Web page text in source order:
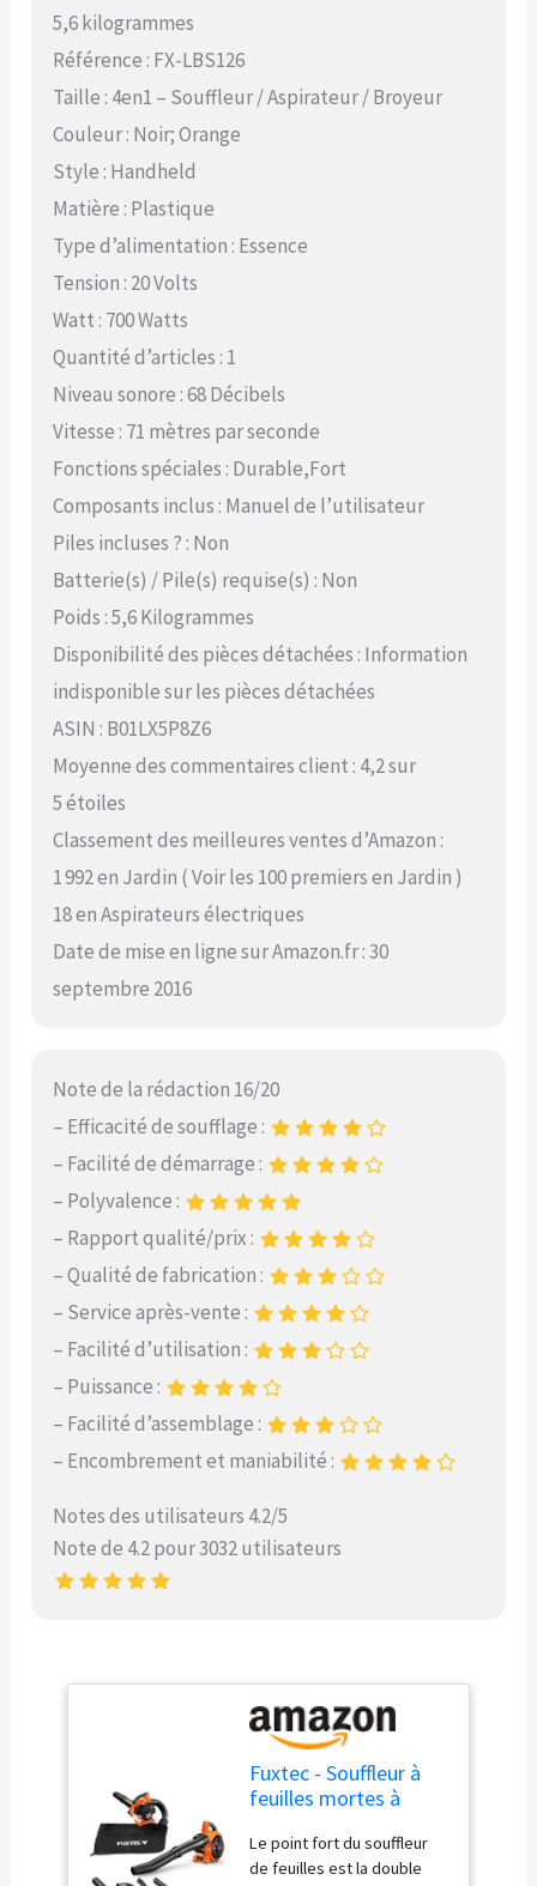
5,6 kilogrammes
Référence : FX-LBS126
Taille : 4en1 – Souffleur / Aspirateur / Broyeur
Couleur : Noir; Orange
Style : Handheld
Matière : Plastique
Type d’alimentation : Essence
Tension : 20 Volts
Watt : 700 Watts
Quantité d’articles : 1
Niveau sonore : 68 Décibels
Vitesse : 71 mètres par seconde
Fonctions spéciales : Durable,Fort
Composants inclus : Manuel de l’utilisateur
Piles incluses ? : Non
Batterie(s) / Pile(s) requise(s) : Non
Poids : 5,6 Kilogrammes
Disponibilité des pièces détachées : Information
indisponible sur les pièces détachées
ASIN : B01LX5P8Z6
Moyenne des commentaires client : 4,2 sur
5 étoiles
Classement des meilleures ventes d’Amazon :
1 992 en Jardin ( Voir les 100 premiers en Jardin )
18 en Aspirateurs électriques
Date de mise en ligne sur Amazon.fr : 30
septembre 2016
Note de la rédaction 16/20
– Efficacité de soufflage :
– Facilité de démarrage :
– Polyvalence :
– Rapport qualité/prix :
– Qualité de fabrication :
– Service après-vente :
– Facilité d’utilisation :
– Puissance :
– Facilité d’assemblage :
– Encombrement et maniabilité :
Notes des utilisateurs 4.2/5
Note de 4.2 pour 3032 utilisateurs
Fuxtec - Souffleur à
feuilles mortes à
Souffleur broyeur à
feuilles 4 en 1 avec 2
Le point fort du souffleur
de feuilles est la double